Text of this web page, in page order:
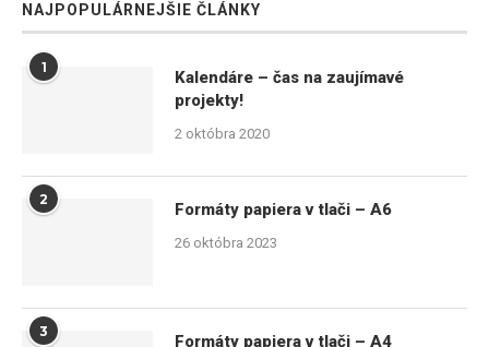
NAJPOPULÁRNEJŠIE ČLÁNKY
1
Kalendáre – čas na zaujímavé
projekty!
2 októbra 2020
2
Formáty papiera v tlači – A6
26 októbra 2023
3
Formáty papiera v tlači – A4